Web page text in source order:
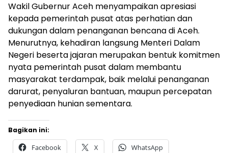
Wakil Gubernur Aceh menyampaikan apresiasi
kepada pemerintah pusat atas perhatian dan
dukungan dalam penanganan bencana di Aceh.
Menurutnya, kehadiran langsung Menteri Dalam
Negeri beserta jajaran merupakan bentuk komitmen
nyata pemerintah pusat dalam membantu
masyarakat terdampak, baik melalui penanganan
darurat, penyaluran bantuan, maupun percepatan
penyediaan hunian sementara.
Bagikan ini:
Facebook X WhatsApp